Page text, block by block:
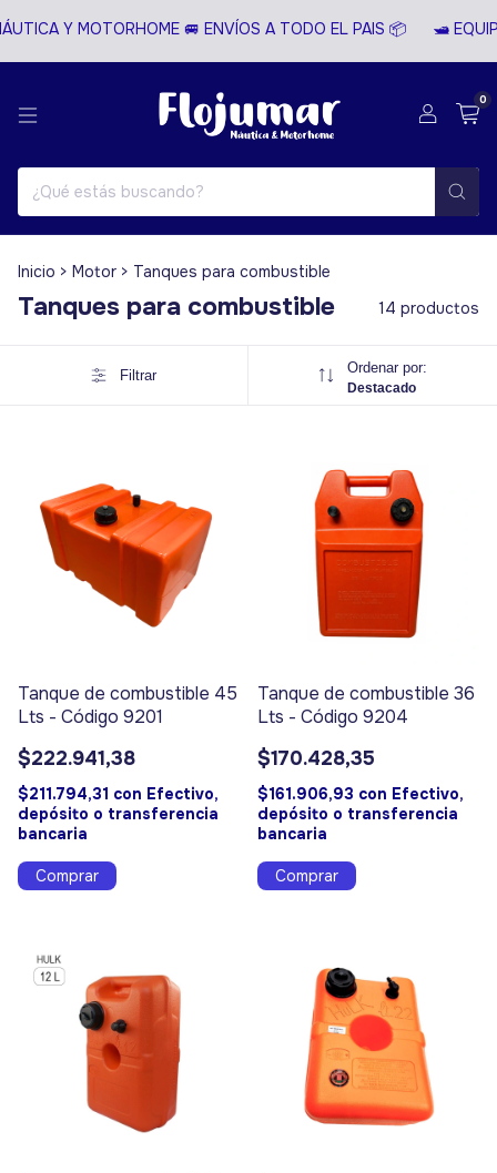
Y MOTORHOME 🚐 ENVÍOS A TODO EL PAIS 📦 🛥️
0
Inicio > Motor > Tanques para combustible
Tanques para combustible 14 productos
Filtrar Ordenar por:
Destacado
Tanque de combustible 45
Lts - Código 9201
$222.941,38
$211.794,31 con Efectivo,
depósito o transferencia
bancaria
Tanque de combustible 36
Lts - Código 9204
$170.428,35
$161.906,93 con Efectivo,
depósito o transferencia
bancaria